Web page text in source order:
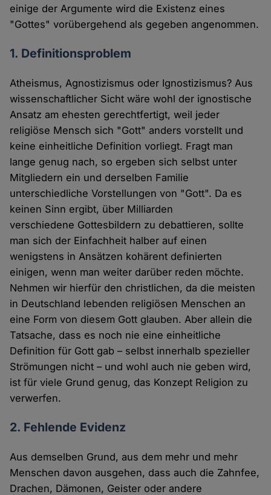
einige der Argumente wird die Existenz eines
"Gottes" vorübergehend als gegeben angenommen.
1. Definitionsproblem
Atheismus, Agnostizismus oder Ignostizismus? Aus
wissenschaftlicher Sicht wäre wohl der ignostische
Ansatz am ehesten gerechtfertigt, weil jeder
religiöse Mensch sich "Gott" anders vorstellt und
keine einheitliche Definition vorliegt. Fragt man
lange genug nach, so ergeben sich selbst unter
Mitgliedern ein und derselben Familie
unterschiedliche Vorstellungen von "Gott". Da es
keinen Sinn ergibt, über Milliarden
verschiedene Gottesbildern zu debattieren, sollte
man sich der Einfachheit halber auf einen
wenigstens in Ansätzen kohärent definierten
einigen, wenn man weiter darüber reden möchte.
Nehmen wir hierfür den christlichen, da die meisten
in Deutschland lebenden religiösen Menschen an
eine Form von diesem Gott glauben. Aber allein die
Tatsache, dass es noch nie eine einheitliche
Definition für Gott gab – selbst innerhalb spezieller
Strömungen nicht – und wohl auch nie geben wird,
ist für viele Grund genug, das Konzept Religion zu
verwerfen.
2. Fehlende Evidenz
Aus demselben Grund, aus dem mehr und mehr
Menschen davon ausgehen, dass auch die Zahnfee,
Drachen, Dämonen, Geister oder andere